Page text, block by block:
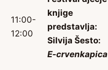
11:00-
12:00
knjige
predstavlja:
Silvija Šesto:
E-crvenkapica